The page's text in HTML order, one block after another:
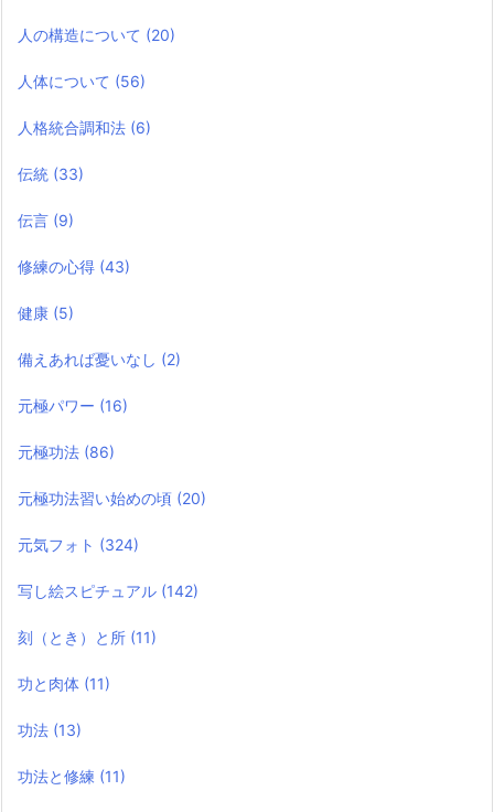
人の構造について (20)
人体について (56)
人格統合調和法 (6)
伝統 (33)
伝言 (9)
修練の心得 (43)
健康 (5)
備えあれば憂いなし (2)
元極パワー (16)
元極功法 (86)
元極功法習い始めの頃 (20)
元気フォト (324)
写し絵スピチュアル (142)
刻（とき）と所 (11)
功と肉体 (11)
功法 (13)
功法と修練 (11)